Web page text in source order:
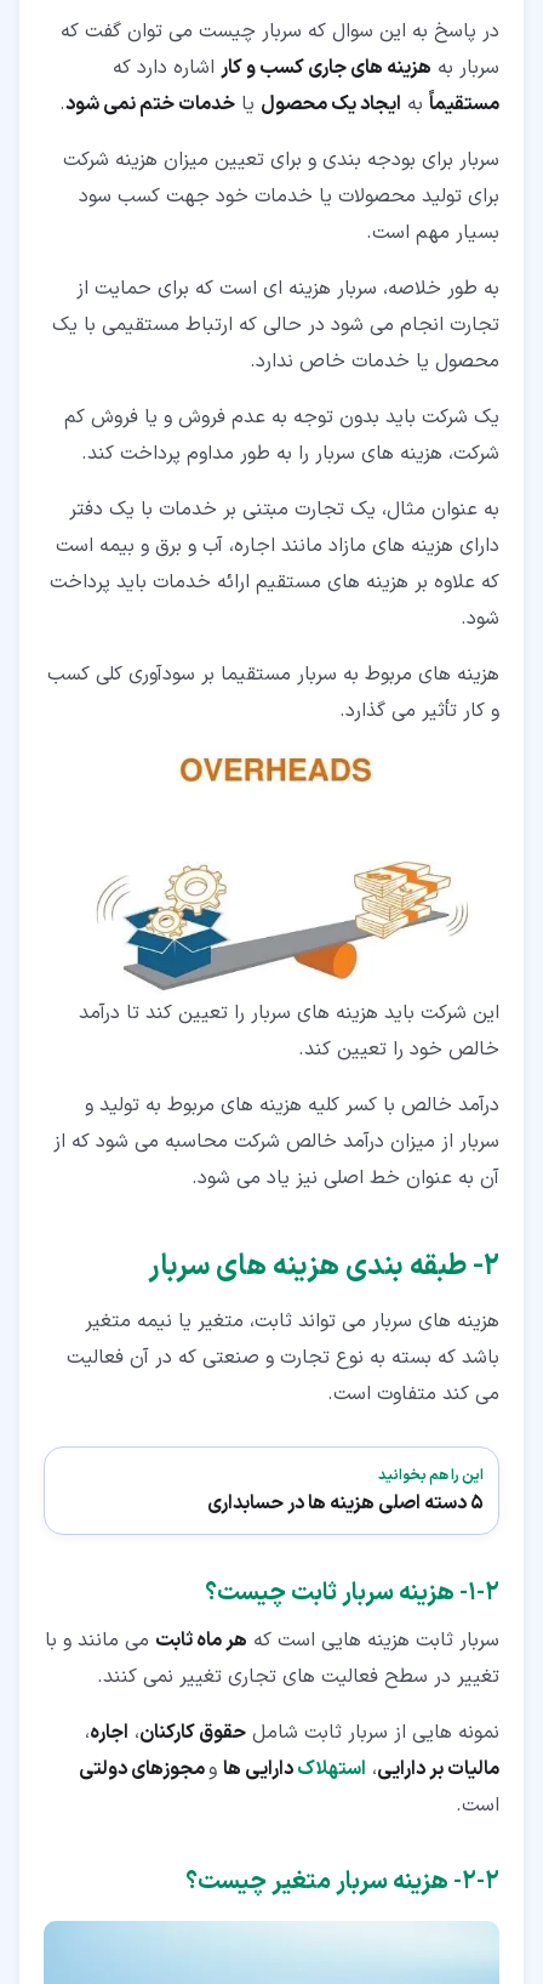
در پاسخ به این سوال که سربار چیست می توان گفت که
سربار به هزینه های جاری کسب و کار اشاره دارد که
مستقیماً به ایجاد یک محصول یا خدمات ختم نمی شود.
سربار برای بودجه بندی و برای تعیین میزان هزینه شرکت
برای تولید محصولات یا خدمات خود جهت کسب سود
بسیار مهم است.
به طور خلاصه، سربار هزینه ای است که برای حمایت از
تجارت انجام می شود در حالی که ارتباط مستقیمی با یک
محصول یا خدمات خاص ندارد.
یک شرکت باید بدون توجه به عدم فروش و یا فروش کم
شرکت، هزینه های سربار را به طور مداوم پرداخت کند.
به عنوان مثال، یک تجارت مبتنی بر خدمات با یک دفتر
دارای هزینه های مازاد مانند اجاره، آب و برق و بیمه است
که علاوه بر هزینه های مستقیم ارائه خدمات باید پرداخت
شود.
هزینه های مربوط به سربار مستقیما بر سودآوری کلی کسب
و کار تأثیر می گذارد.
این شرکت باید هزینه های سربار را تعیین کند تا درآمد
خالص خود را تعیین کند.
درآمد خالص با کسر کلیه هزینه های مربوط به تولید و
سربار از میزان درآمد خالص شرکت محاسبه می شود که از
آن به عنوان خط اصلی نیز یاد می شود.
۲‏- طبقه بندی هزینه های سربار
هزینه های سربار می تواند ثابت، متغیر یا نیمه متغیر
باشد که بسته به نوع تجارت و صنعتی که در آن فعالیت
می کند متفاوت است.
این را هم بخوانید
5 دسته اصلی هزینه ها در حسابداری
۲‏-‏۱‏- هزینه سربار ثابت چیست؟
سربار ثابت هزینه هایی است که هر ماه ثابت می مانند و با
تغییر در سطح فعالیت های تجاری تغییر نمی کنند.
نمونه هایی از سربار ثابت شامل حقوق کارکنان، اجاره،
مالیات بر دارایی، استهلاکدارایی ها ومجوزهای دولتی
است.
۲‏-‏۲‏- هزینه سربار متغیر چیست؟